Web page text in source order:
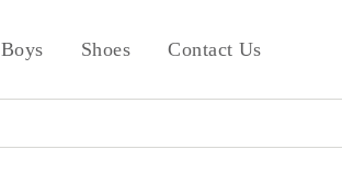
Boys Shoes Contact Us